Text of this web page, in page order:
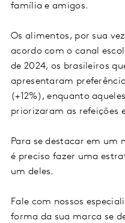
família e amigos.
Os alimentos, por sua
acordo com o canal
de 2024, os brasileiros
apresentaram
(+12%), enquanto
priorizaram as refeições
Para se destacar em um
é preciso fazer uma
um deles.
Fale com nossos
forma da sua marca se